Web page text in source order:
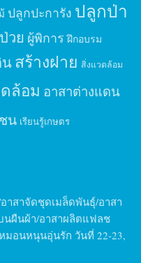
ปลูกปะการัง ปลูกป่า
วย ผู้พิการ ฝึกอบรม
นสร้างฝาย สิ่งแวดล้อม
ล้อม อาสาต่างแดน
น เรียนรู้เกษตร
าสาจัดชุดเมล็ดพันธุ์/อาสา
นผืนผ้า/อาสาผลิตแฟลช
มอนหนุนอุ่นรัก วันที่ 22-23,